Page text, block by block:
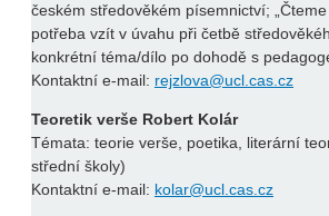
českém středověkém písemnictví;
potřeba vzít v úvahu při četbě
konkrétní téma/dílo po dohodě s
Kontaktní e-mail: rejzlova@ucl.cas.cz
Teoretik verše Robert Kolár
Témata: teorie verše, poetika, literární
střední školy)
Kontaktní e-mail: kolar@ucl.cas.cz